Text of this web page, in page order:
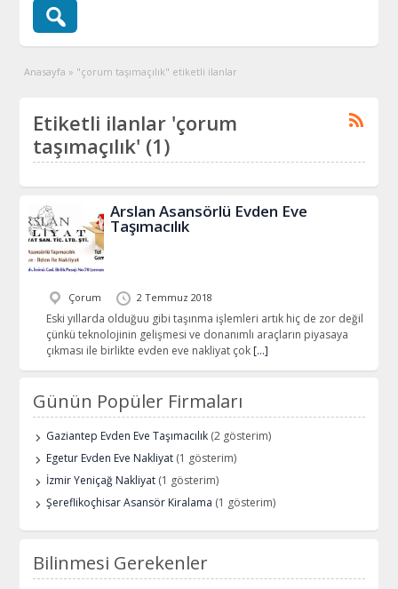
Anasayfa » "çorum taşımaçılık" etiketli ilanlar
Etiketli ilanlar 'çorum
taşımaçılık' (1)
Arslan Asansörlü Evden Eve
Taşımacılık
Çorum 2 Temmuz 2018
Eski yıllarda olduğuu gibi taşınma işlemleri artık hiç de zor değil
çünkü teknolojinin gelişmesi ve donanımlı araçların piyasaya
çıkması ile birlikte evden eve nakliyat çok […]
Günün Popüler Firmaları
Gaziantep Evden Eve Taşımacılık (2 gösterim)
Egetur Evden Eve Nakliyat (1 gösterim)
İzmir Yeniçağ Nakliyat (1 gösterim)
Şereflikoçhisar Asansör Kiralama (1 gösterim)
Bilinmesi Gerekenler